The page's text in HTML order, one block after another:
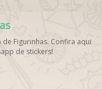
Figurinhas. Confira aqui
de stickers!